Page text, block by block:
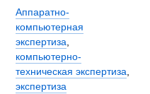
Аппаратно-
компьютерная
экспертиза,
компьютерно-
техническая экспертиза,
экспертиза